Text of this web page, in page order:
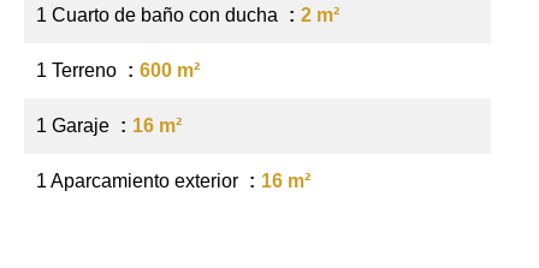
1 Cuarto de baño con ducha 2 m²
1 Terreno 600 m²
1 Garaje 16 m²
1 Aparcamiento exterior 16 m²